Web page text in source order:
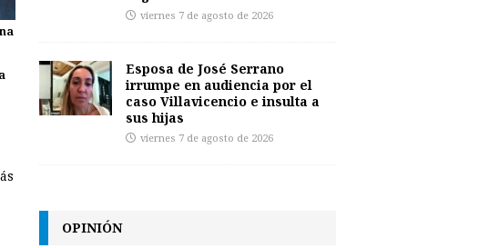
viernes 7 de agosto de 2026
Esposa de José Serrano
irrumpe en audiencia por el
caso Villavicencio e insulta a
sus hijas
viernes 7 de agosto de 2026
OPINIÓN